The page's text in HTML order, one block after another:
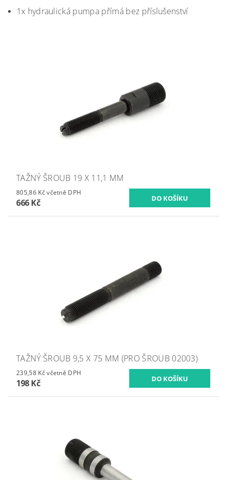
1x hydraulická pumpa přímá bez příslušenství
TAŽNÝ ŠROUB 19 X 11,1 MM
805,86 Kč včetně DPH
666 Kč
TAŽNÝ ŠROUB 9,5 X 75 MM (PRO ŠROUB 02003)
239,58 Kč včetně DPH
198 Kč